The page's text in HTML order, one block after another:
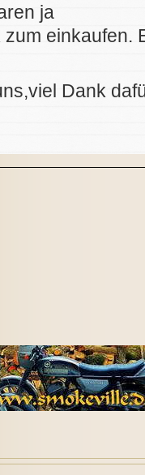
ja
einkaufen.
Dank